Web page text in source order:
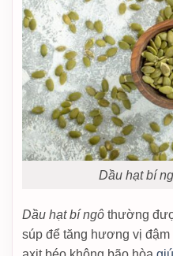
Dầu hạt bí
Dầu hạt bí ngô thường
súp để tăng hương vị